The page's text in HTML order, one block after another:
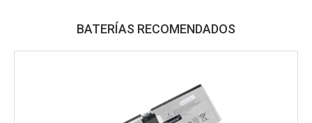
BATERÍAS RECOMENDADOS